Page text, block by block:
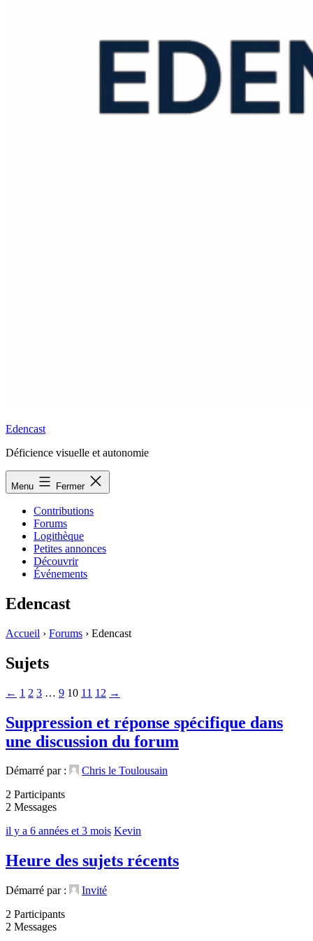
Edencast
Déficience visuelle et autonomie
Menu Fermer
Contributions
Forums
Logithèque
Petites annonces
Découvrir
Événements
Edencast
Accueil › Forums › Edencast
Sujets
← 1 2 3 … 9 10 11 12 →
Suppression et réponse spécifique dans
une discussion du forum
Démarré par :
Chris le Toulousain
2 Participants
2 Messages
il y a 6 années et 3 mois Kevin
Heure des sujets récents
Démarré par :
Invité
2 Participants
2 Messages